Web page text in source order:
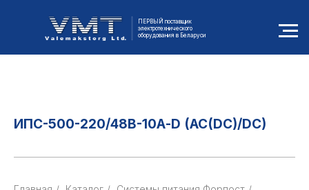
ПЕРВЫЙ поставщик
электротехнического
оборудования в Беларуси
ИПС-500-220/48В-10А-D (AC(DC)/DC)